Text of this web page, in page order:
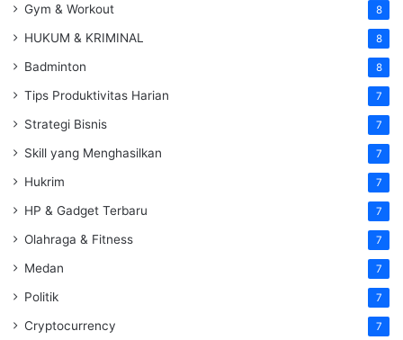
Gym & Workout 8
HUKUM & KRIMINAL 8
Badminton 8
Tips Produktivitas Harian 7
Strategi Bisnis 7
Skill yang Menghasilkan 7
Hukrim 7
HP & Gadget Terbaru 7
Olahraga & Fitness 7
Medan 7
Politik 7
Cryptocurrency 7